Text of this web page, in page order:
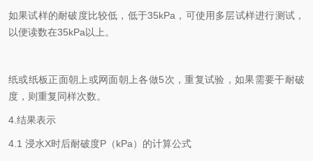
如果试样的耐破度比较低，低于35kPa，可使用多层试样进行测试，
以便读数在35kPa以上。
纸或纸板正面朝上或网面朝上各做5次，重复试验，如果需要干耐破
度，则重复同样次数。
4.结果表示
4.1 浸水X时后耐破度P（kPa）的计算公式